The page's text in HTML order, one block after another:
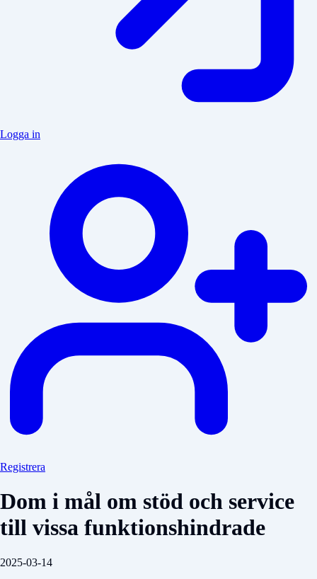
Logga in
Registrera
Dom i mål om stöd och service
till vissa funktionshindrade
2025-03-14